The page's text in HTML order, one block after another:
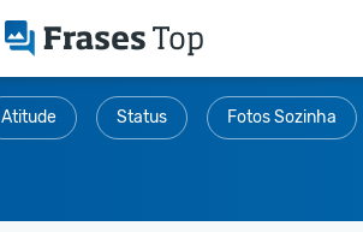
Atitude Status Fotos Sozinha